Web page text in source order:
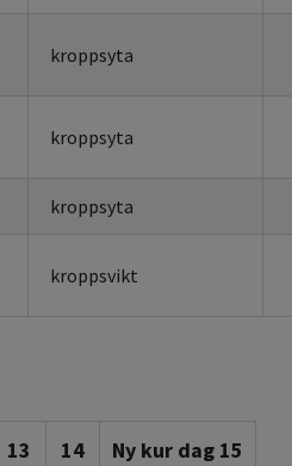
kroppsyta
kroppsyta
kroppsyta
kroppsvikt
13 14 Ny kur dag 15